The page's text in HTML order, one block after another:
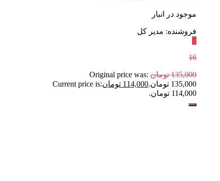
موجود در انبار
فروشنده: مدیر کل
16
135,000 تومان Original price was:
135,000 تومان.
114,000 تومانCurrent price is:
114,000 تومان.